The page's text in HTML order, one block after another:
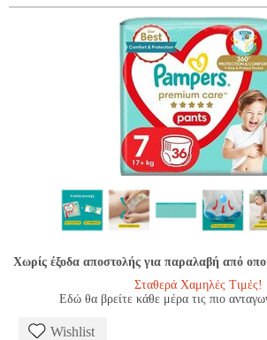
Χωρίς έξοδα αποστολής για παραλαβή από
Σταθερά Χαμηλές Τιμές!
Εδώ θα βρείτε κάθε μέρα τις πιο
Wishlist